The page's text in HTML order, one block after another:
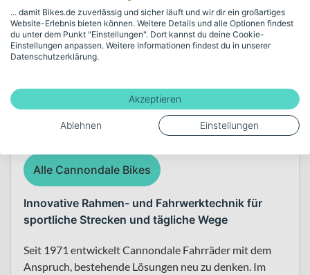
Mehr anzeigen
Über die Marke Cannondale
Alle Cannondale Bikes
Innovative Rahmen- und Fahrwerktechnik für
sportliche Strecken und tägliche Wege
Seit 1971 entwickelt Cannondale Fahrräder mit dem
Anspruch, bestehende Lösungen neu zu denken. Im
... damit Bikes.de zuverlässig und sicher läuft und wir dir ein großartiges
Website-Erlebnis bieten können. Weitere Details und alle Optionen findest
du unter dem Punkt "Einstellungen". Dort kannst du deine Cookie-
Einstellungen anpassen. Weitere Informationen findest du in unserer
Datenschutzerklärung.
Akzeptieren
Ablehnen Einstellungen